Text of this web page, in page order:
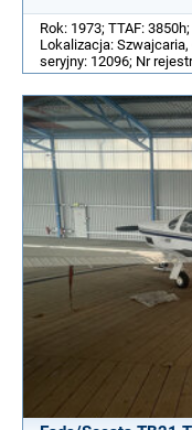
Rok: 1973; TTAF:
Lokalizacja:
seryjny: 12096; Nr